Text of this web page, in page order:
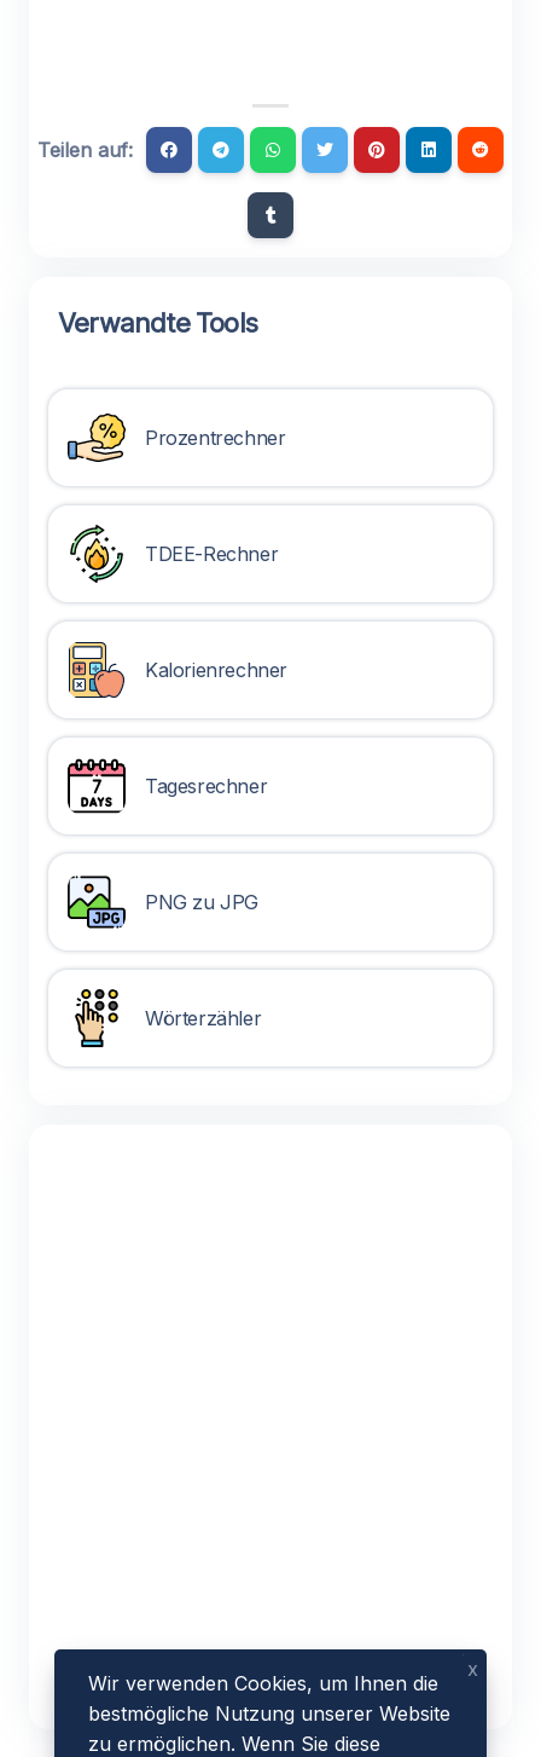
Teilen auf:
Verwandte Tools
Prozentrechner
TDEE-Rechner
Kalorienrechner
Tagesrechner
PNG zu JPG
Wörterzähler
Wir verwenden Cookies, um Ihnen die
bestmögliche Nutzung unserer Website
zu ermöglichen. Wenn Sie diese
x